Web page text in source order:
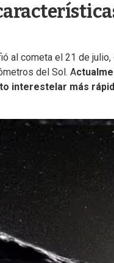
al cometa el 21 de
del Sol. A
interestelar más